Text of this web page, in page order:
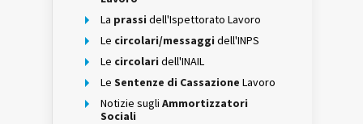
La prassi dell'Ispettorato Lavoro
Le circolari/messaggi dell'INPS
Le circolari dell'INAIL
Le Sentenze di Cassazione Lavoro
Notizie sugli Ammortizzatori
Sociali